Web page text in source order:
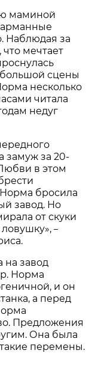
маминой
Наблюдая за
мечтает
большой сцены
несколько
читала
недуг
замуж за 20-
в этом
бросила
завод. Но
от скуки
ловушку»,–
на завод
Норма
и он
а перед
Предложения
Она была
перемены.